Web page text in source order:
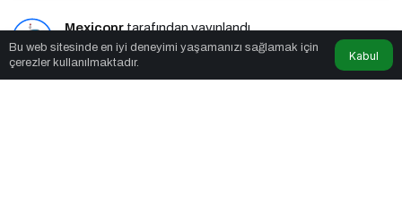
Mexicoprtarafından yayınlandı
2dk, 35sn
Bu web sitesinde en iyi deneyimi yaşamanızı sağlamak için
çerezler kullanılmaktadır.
Kabul